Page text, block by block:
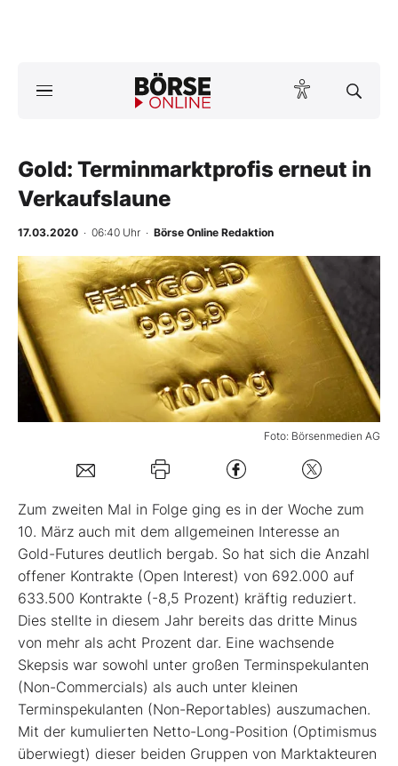
ktuelle Ausgabe BÖRSE ONLINE lesen
News
Anlageprodukte
Finanz-Check
Abo & Shop
BO-Musterdepots
Experten
Folgen Sie uns
Kontakt
Gold: Terminmarktprofis erneut in
Verkaufslaune
17.03.2020 · 06:40 Uhr · Börse Online Redaktion
Foto: Börsenmedien AG
Zum zweiten Mal in Folge ging es in der Woche zum
10. März auch mit dem allgemeinen Interesse an
Gold-Futures deutlich bergab. So hat sich die Anzahl
offener Kontrakte (Open Interest) von 692.000 auf
633.500 Kontrakte (-8,5 Prozent) kräftig reduziert.
Dies stellte in diesem Jahr bereits das dritte Minus
von mehr als acht Prozent dar. Eine wachsende
Skepsis war sowohl unter großen Terminspekulanten
(Non-Commercials) als auch unter kleinen
Terminspekulanten (Non-Reportables) auszumachen.
Mit der kumulierten Netto-Long-Position (Optimismus
überwiegt) dieser beiden Gruppen von Marktakteuren